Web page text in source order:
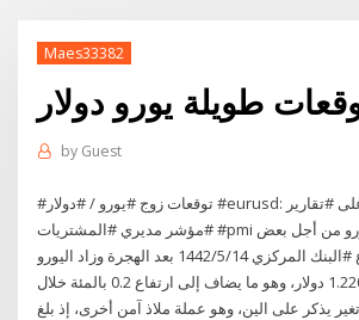
Maes33382
طويلة يورو دولار
by Guest
#توقعات زوج #يورو / #دولار #eurusd: التركيز ينصب على #تقارير
#مؤشر مديري #المشتريات #pmi في منطقة #اليورو من أجل بعض
الزخم بعد #اجتماع #البنك المركزي 14‏‏/5‏‏/1442 بعد الهجرة وزاد اليورو
0.1 بالمئة إلى 1.22030 دولار، وهو ما يضاف إلى ارتفاع 0.2 بالمئة خلال
يذكر على الين، وهو عملة ملاذ آمن أخرى، إذ بلغ